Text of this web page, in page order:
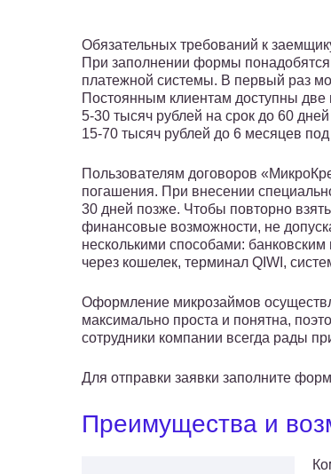
Обязательных требований к
При заполнении формы
платежной системы. В первый раз
Постоянным клиентам доступны
5-30 тысяч рублей на срок до 60
15-70 тысяч рублей до 6 месяцев
Пользователям договоров
погашения. При внесении
30 дней позже. Чтобы повторно
финансовые возможности, не
несколькими способами:
через кошелек, терминал QIWI,
Оформление микрозаймов
максимально проста и понятна,
сотрудники компании всегда рады
Для отправки заявки заполните
Преимущества и